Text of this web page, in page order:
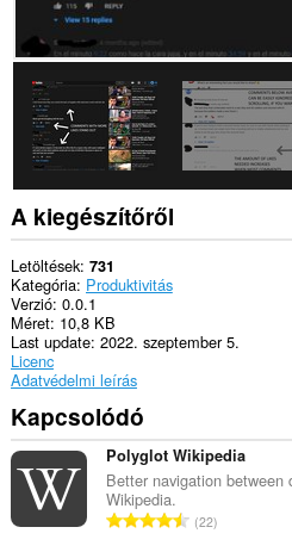
A kiegészítőről
Letöltések 731
Kategória Produktivitás
Verzió 0.0.1
Méret 10,8 KB
Last update 2022. szeptember 5.
Licenc
Adatvédelmi leírás
Kapcsolódó
Polyglot Wikipedia
Better navigation between
Wikipedia.
Ö22